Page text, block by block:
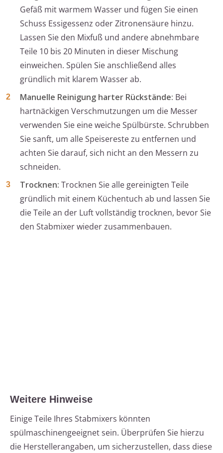
Gefäß mit warmem Wasser und fügen Sie einen
Schuss Essigessenz oder Zitronensäure hinzu.
Lassen Sie den Mixfuß und andere abnehmbare
Teile 10 bis 20 Minuten in dieser Mischung
einweichen. Spülen Sie anschließend alles
gründlich mit klarem Wasser ab.
Manuelle Reinigung harter Rückstände: Bei
hartnäckigen Verschmutzungen um die Messer
verwenden Sie eine weiche Spülbürste. Schrubben
Sie sanft, um alle Speisereste zu entfernen und
achten Sie darauf, sich nicht an den Messern zu
schneiden.
Trocknen: Trocknen Sie alle gereinigten Teile
gründlich mit einem Küchentuch ab und lassen Sie
die Teile an der Luft vollständig trocknen, bevor Sie
den Stabmixer wieder zusammenbauen.
Weitere Hinweise
Einige Teile Ihres Stabmixers könnten
spülmaschinengeeignet sein. Überprüfen Sie hierzu
die Herstellerangaben, um sicherzustellen, dass diese